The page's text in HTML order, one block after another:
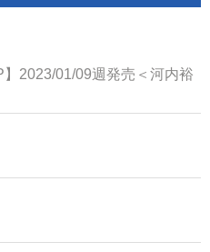
】2023/01/09週発売＜河内裕